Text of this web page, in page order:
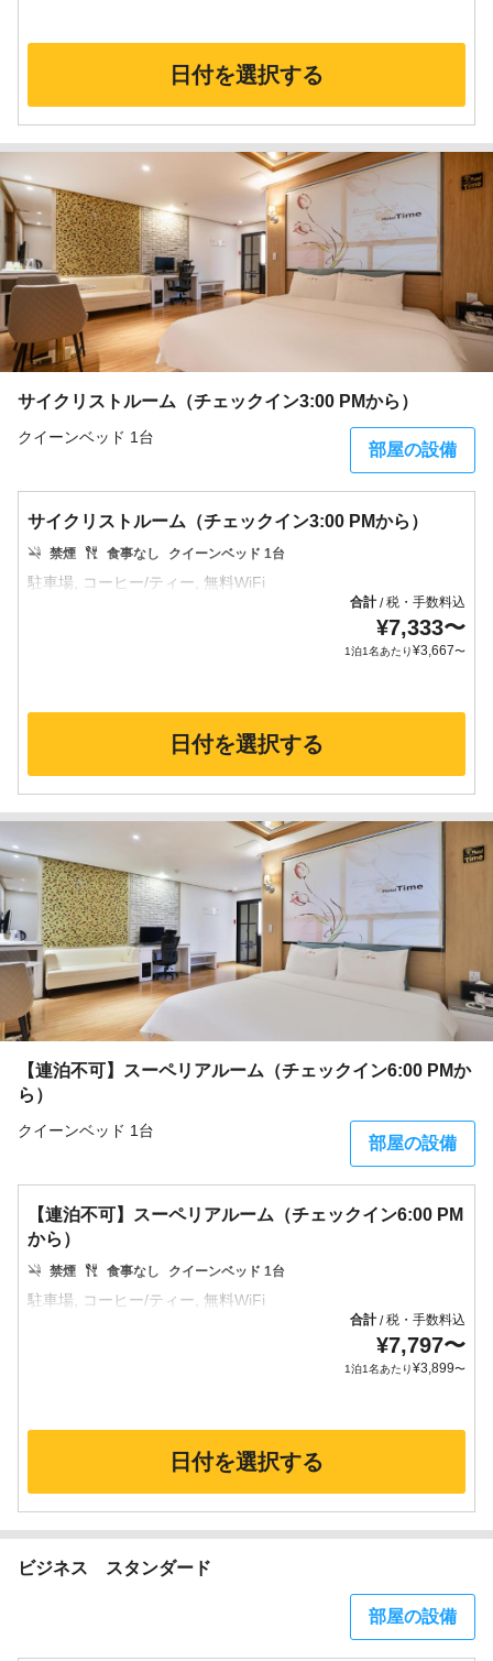
日付を選択する
サイクリストルーム（チェックイン3:00 PMから）
クイーンベッド 1台
部屋の設備
サイクリストルーム（チェックイン3:00 PMから）
禁煙 食事なし クイーンベッド 1台
合計/税・手数料込
¥7,333〜
1泊1名あたり¥3,667〜
日付を選択する
【連泊不可】スーペリアルーム（チェックイン6:00 PMか
ら）
クイーンベッド 1台
部屋の設備
【連泊不可】スーペリアルーム（チェックイン6:00 PM
から）
禁煙 食事なし クイーンベッド 1台
合計/税・手数料込
¥7,797〜
1泊1名あたり¥3,899〜
日付を選択する
ビジネス スタンダード
部屋の設備